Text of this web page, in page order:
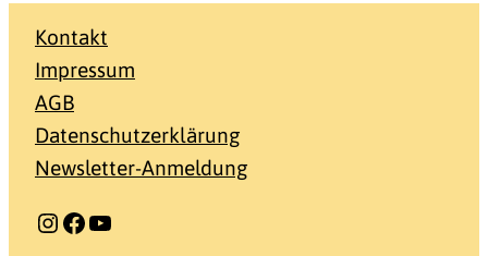
Kontakt
Impressum
AGB
Datenschutzerklärung
Newsletter-Anmeldung
Instagram Facebook YouTube